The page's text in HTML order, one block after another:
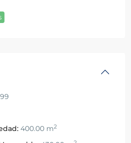
400.00 m2